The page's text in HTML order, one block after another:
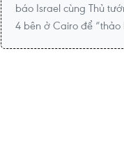
báo Israel cùng Thủ
4 bên ở Cairo để